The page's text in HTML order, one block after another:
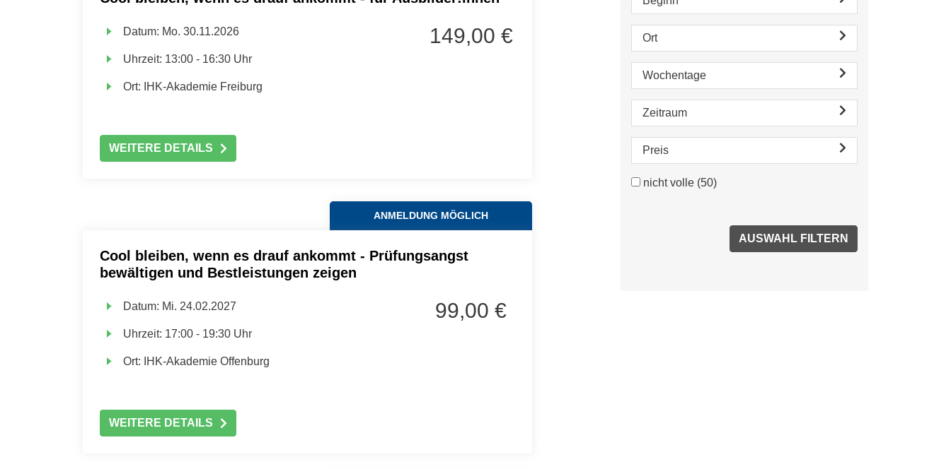
Datum: Mo. 30.11.2026
Uhrzeit: 13:00 - 16:30 Uhr
Ort: IHK-Akademie Freiburg
149,00 €
WEITERE DETAILS
ANMELDUNG MÖGLICH
Cool bleiben, wenn es drauf ankommt - Prüfungsangst
bewältigen und Bestleistungen zeigen
Datum: Mi. 24.02.2027
Uhrzeit: 17:00 - 19:30 Uhr
Ort: IHK-Akademie Offenburg
99,00 €
WEITERE DETAILS
Ort
Wochentage
Zeitraum
Preis
nicht volle (50)